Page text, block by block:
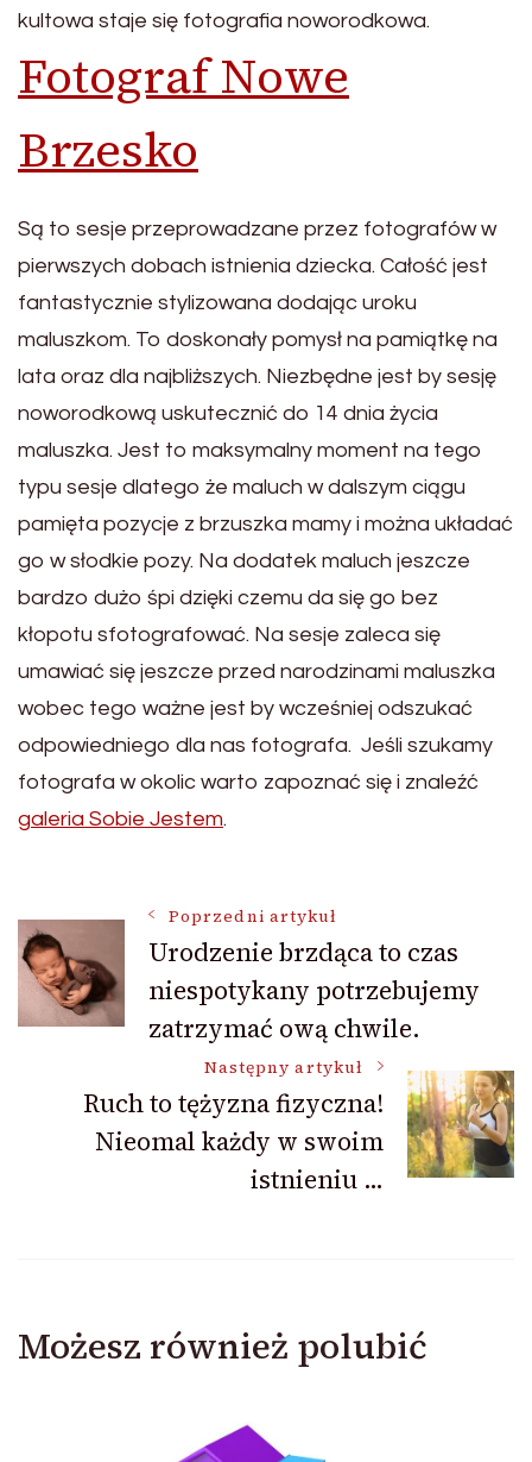
kultowa staje się fotografia noworodkowa.
Fotograf Nowe
Brzesko
Są to sesje przeprowadzane przez fotografów w
pierwszych dobach istnienia dziecka. Całość jest
fantastycznie stylizowana dodając uroku
maluszkom. To doskonały pomysł na pamiątkę na
lata oraz dla najbliższych. Niezbędne jest by sesję
noworodkową uskutecznić do 14 dnia życia
maluszka. Jest to maksymalny moment na tego
typu sesje dlatego że maluch w dalszym ciągu
pamięta pozycje z brzuszka mamy i można układać
go w słodkie pozy. Na dodatek maluch jeszcze
bardzo dużo śpi dzięki czemu da się go bez
kłopotu sfotografować. Na sesje zaleca się
umawiać się jeszcze przed narodzinami maluszka
wobec tego ważne jest by wcześniej odszukać
odpowiedniego dla nas fotografa. Jeśli szukamy
fotografa w okolic warto zapoznać się i znaleźć
galeria Sobie Jestem.
Nawigacja
wpisu
Poprzedni artykuł
Urodzenie brzdąca to czas
niespotykany potrzebujemy
zatrzymać ową chwile.
Następny artykuł
Ruch to tężyzna fizyczna!
Nieomal każdy w swoim
istnieniu …
Możesz również polubić